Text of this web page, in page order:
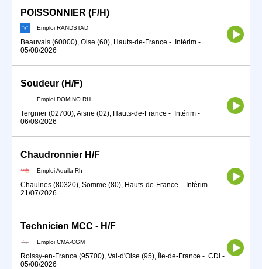
POISSONNIER (F/H)
Emploi RANDSTAD
Beauvais (60000), Oise (60), Hauts-de-France - Intérim -
05/08/2026
Soudeur (H/F)
Emploi DOMINO RH
Tergnier (02700), Aisne (02), Hauts-de-France - Intérim -
06/08/2026
Chaudronnier H/F
Emploi Aquila Rh
Chaulnes (80320), Somme (80), Hauts-de-France - Intérim -
21/07/2026
Technicien MCC - H/F
Emploi CMA-CGM
Roissy-en-France (95700), Val-d'Oise (95), Île-de-France - CDI -
05/08/2026